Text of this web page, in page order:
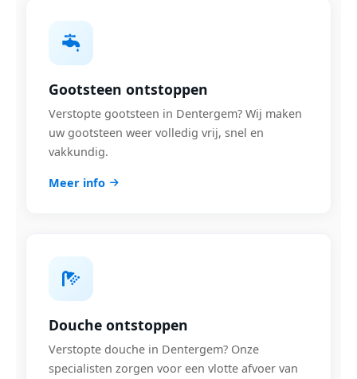
Gootsteen ontstoppen
Verstopte gootsteen in Dentergem? Wij maken
uw gootsteen weer volledig vrij, snel en
vakkundig.
Meer info
Douche ontstoppen
Verstopte douche in Dentergem? Onze
specialisten zorgen voor een vlotte afvoer van